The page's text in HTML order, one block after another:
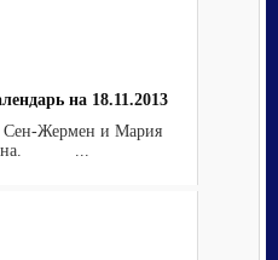
на 18.11.2013
Сен-Жермен и Мария
...